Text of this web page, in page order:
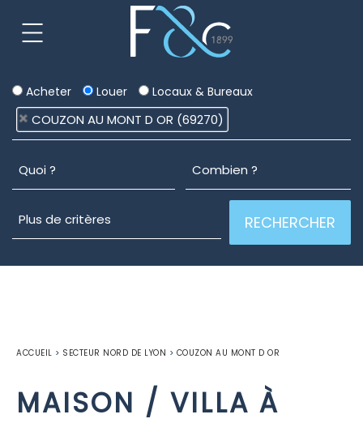
Acheter Louer Locaux & Bureaux
COUZON AU MONT D OR (69270)
ACCUEIL > SECTEUR NORD DE LYON > COUZON AU MONT D OR
MAISON / VILLA À